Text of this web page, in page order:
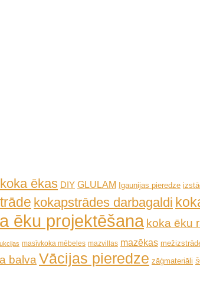
ēkas DIY GLULAM Igaunijas pieredze
kokapstrādes darbagaldi
ēku projektēšana koka ēku
masīvkoka mēbeles mazvillas mazēkas
balva Vācijas pieredze zāģmateriāli